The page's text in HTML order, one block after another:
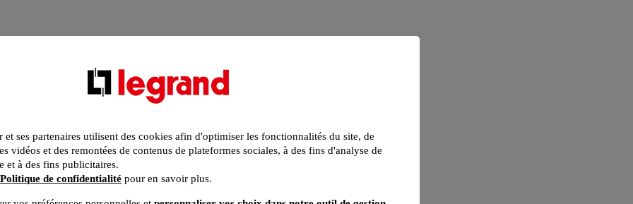
et ses partenaires utilisent des cookies afin d'optimiser les fonctionnalités du site, de
vidéos et des remontées de contenus de plateformes sociales, à des fins d'analyse de
et à des fins publicitaires.
Politique de confidentialité pour en savoir plus.